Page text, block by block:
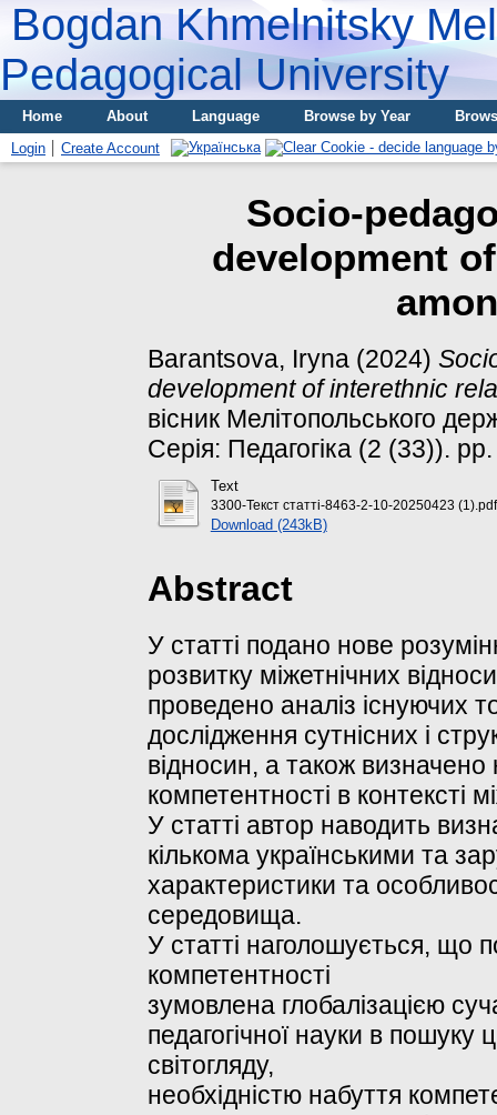
Bogdan Khmelnitsky
Pedagogical University
Home About Language Browse by Year
Login
Create Account
Socio-
development
Barantsova, Iryna (2024)
development of interethnic
вісник Мелітопольського
Серія: Педагогіка (2 (33)).
Text
3300-Текст статті-8463-2-10-20250423 (1).pdf
Download (243kB)
Abstract
У статті подано нове
розвитку міжетнічних
проведено аналіз існуючих
дослідження сутнісних і
відносин, а також визначено
компетентності в контексті
У статті автор наводить
кількома українськими та
характеристики та
середовища.
У статті наголошується, що
компетентності
зумовлена глобалізацією
педагогічної науки в пошуку
світогляду,
необхідністю набуття